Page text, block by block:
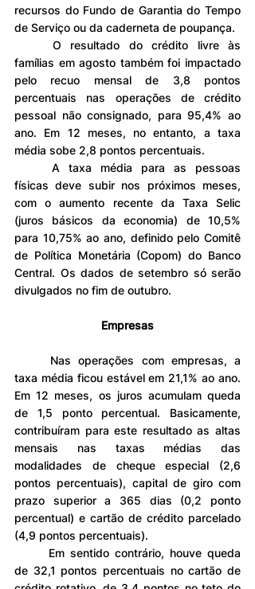
recursos do Fundo de Garantia do Tempo
de Serviço ou da caderneta de poupança.
famílias em agosto também foi impactado
pelo recuo mensal de 3,8 pontos
percentuais nas operações de crédito
pessoal não consignado, para 95,4% ao
ano. Em 12 meses, no entanto, a taxa
média sobe 2,8 pontos percentuais.
físicas deve subir nos próximos meses,
com o aumento recente da Taxa Selic
(juros básicos da economia) de 10,5%
para 10,75% ao ano, definido pelo Comitê
de Política Monetária (Copom) do Banco
Central. Os dados de setembro só serão
divulgados no fim de outubro.
Empresas
taxa média ficou estável em 21,1% ao ano.
Em 12 meses, os juros acumulam queda
de 1,5 ponto percentual. Basicamente,
contribuíram para este resultado as altas
mensais nas taxas médias das
modalidades de cheque especial (2,6
pontos percentuais), capital de giro com
prazo superior a 365 dias (0,2 ponto
percentual) e cartão de crédito parcelado
(4,9 pontos percentuais).
de 32,1 pontos percentuais no cartão de